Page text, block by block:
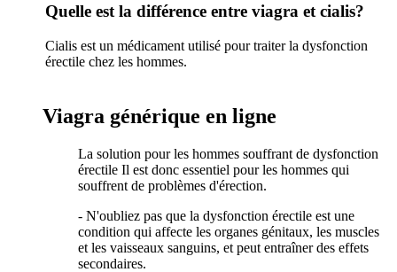
Quelle est la différence entre viagra et cialis?
Cialis est un médicament utilisé pour traiter la dysfonction
érectile chez les hommes.
Viagra générique en ligne
La solution pour les hommes souffrant de dysfonction
érectile Il est donc essentiel pour les hommes qui
souffrent de problèmes d'érection.
- N'oubliez pas que la dysfonction érectile est une
condition qui affecte les organes génitaux, les muscles
et les vaisseaux sanguins, et peut entraîner des effets
secondaires.